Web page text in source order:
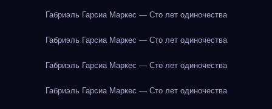
Габриэль Гарсиа Маркес — Сто лет одиночества
Габриэль Гарсиа Маркес — Сто лет одиночества
Габриэль Гарсиа Маркес — Сто лет одиночества
Габриэль Гарсиа Маркес — Сто лет одиночества